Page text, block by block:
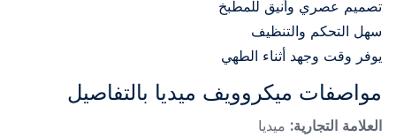
تصميم عصري وأنيق للمطبخ
سهل التحكم والتنظيف
يوفر وقت وجهد أثناء الطهي
مواصفات ميكروويف ميديا بالتفاصيل
العلامة التجارية: ميديا